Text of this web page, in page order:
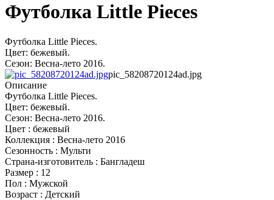
Футболка Little Pieces
Футболка Little Pieces.
Цвет: бежевый.
Сезон: Весна-лето 2016.
pic_58208720124ad.jpg
Описание
Футболка Little Pieces.
Цвет: бежевый.
Сезон: Весна-лето 2016.
Цвет : бежевый
Коллекция : Весна-лето 2016
Сезонность : Мульти
Страна-изготовитель : Бангладеш
Размер : 12
Пол : Мужской
Возраст : Детский